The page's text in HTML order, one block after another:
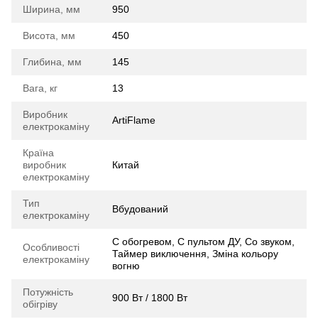
Ширина, мм 950
Висота, мм 450
Глибина, мм 145
Вага, кг 13
Виробник
електрокаміну
ArtiFlame
Країна
виробник
електрокаміну
Китай
Тип
електрокаміну
Вбудований
Особливості
електрокаміну
С обогревом, С пультом ДУ, Со звуком,
Таймер виключення, Зміна кольору
вогню
Потужність
обігріву
900 Вт / 1800 Вт